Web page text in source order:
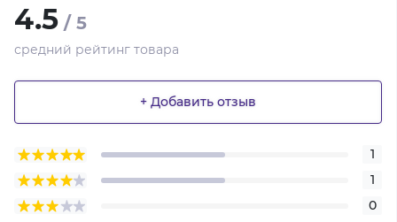
4.5 / 5
средний рейтинг товара
+ Добавить отзыв
1
1
0